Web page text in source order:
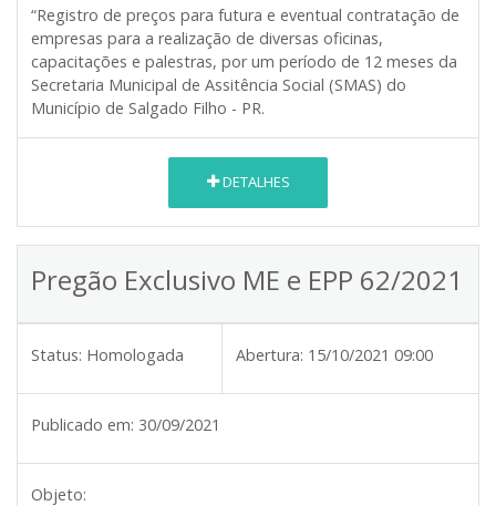
“Registro de preços para futura e eventual contratação de
empresas para a realização de diversas oficinas,
capacitações e palestras, por um período de 12 meses da
Secretaria Municipal de Assitência Social (SMAS) do
Município de Salgado Filho - PR.
DETALHES
Pregão Exclusivo ME e EPP 62/2021
Status: Homologada Abertura: 15/10/2021 09:00
Publicado em: 30/09/2021
Objeto: